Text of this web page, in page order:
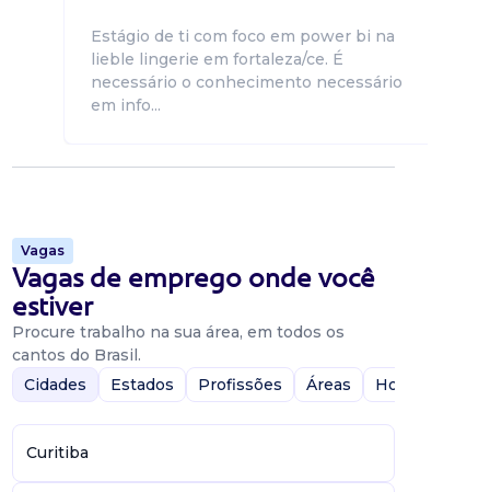
Estágio de ti com foco em power bi na
lieble lingerie em fortaleza/ce. É
necessário o conhecimento necessário
em info...
Vagas
Vagas de emprego onde você
estiver
Procure trabalho na sua área, em todos os
cantos do Brasil.
Cidades
Estados Profissões Áreas Home-Office
Curitiba